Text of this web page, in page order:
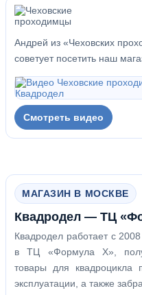
Андрей из «Чеховских
советует посетить наш
Смотреть видео
МАГАЗИН В МОСКВЕ
Квадродел — ТЦ
Квадродел работает с
в ТЦ «Формула Х»,
товары для квадроцикла
эксплуатации, а также